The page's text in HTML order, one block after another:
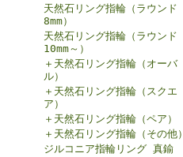
天然石リング指輪（ラウンド
8mm）
天然石リング指輪（ラウンド
10mm～）
＋天然石リング指輪（オーバ
ル）
＋天然石リング指輪（スクエ
ア）
＋天然石リング指輪（ペア）
＋天然石リング指輪（その他）
ジルコニア指輪リング 真鍮